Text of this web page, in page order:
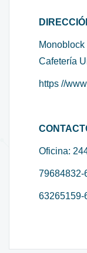
Cafetería
https //
Oficina:
79684832-
63265159-